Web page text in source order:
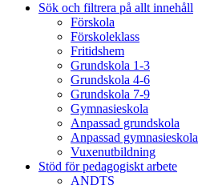
Sök och filtrera på allt innehåll
Förskola
Förskoleklass
Fritidshem
Grundskola 1-3
Grundskola 4-6
Grundskola 7-9
Gymnasieskola
Anpassad grundskola
Anpassad gymnasieskola
Vuxenutbildning
Stöd för pedagogiskt arbete
ANDTS